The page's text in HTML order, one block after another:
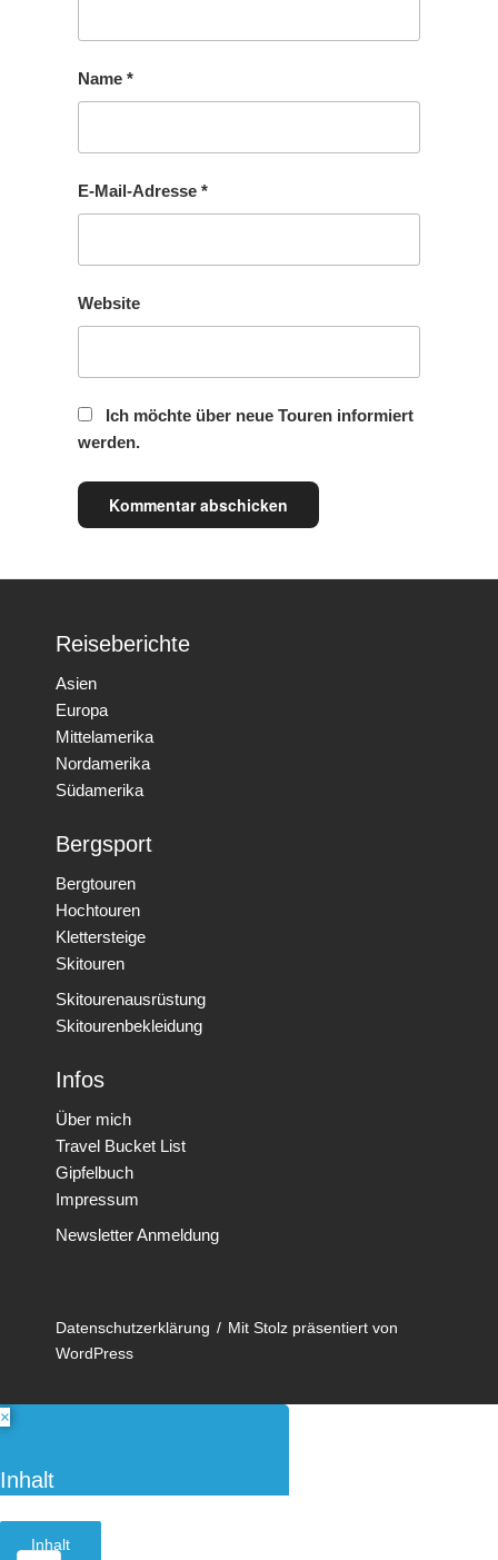
Name *
E-Mail-Adresse *
Website
Ich möchte über neue Touren informiert
werden.
Reiseberichte
Asien
Europa
Mittelamerika
Nordamerika
Südamerika
Bergsport
Bergtouren
Hochtouren
Klettersteige
Skitouren
Skitourenausrüstung
Skitourenbekleidung
Infos
Über mich
Travel Bucket List
Gipfelbuch
Impressum
Newsletter Anmeldung
Datenschutzerklärung
Mit Stolz präsentiert von
WordPress
×
Inhalt
Inhalt